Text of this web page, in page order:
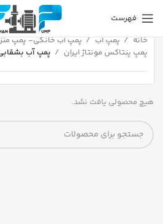
فهرست
خانه پمپ آب پمپ آب خانگی- پمپ
پمپ پنتاکس مونتاژ ایران
پمپ آب
هیچ محصولی یافت نشد.